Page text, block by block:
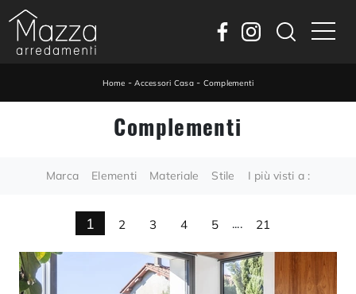
Home -Accessori Casa - Complementi
Complementi
Marca Elementi Materiale Stile I più visti a :
1 2 3 4 5 .... 21